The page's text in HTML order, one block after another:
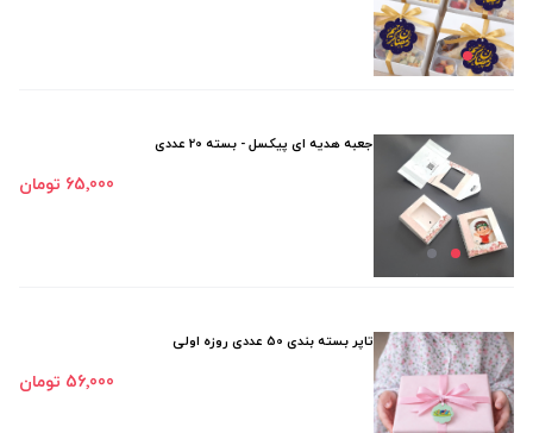
جعبه هدیه ای پیکسل - بسته 20 عددی
65٬000 تومان
تاپر بسته بندی 50 عددی روزه اولی
56٬000 تومان